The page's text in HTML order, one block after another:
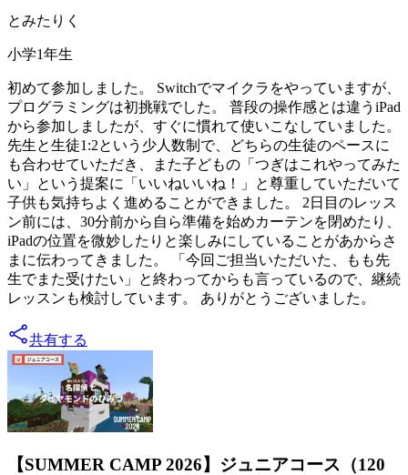
とみたりく
小学1年生
初めて参加しました。 Switchでマイクラをやっていますが、
プログラミングは初挑戦でした。 普段の操作感とは違うiPad
から参加しましたが、すぐに慣れて使いこなしていました。
先生と生徒1:2という少人数制で、どちらの生徒のペースに
も合わせていただき、また子どもの「つぎはこれやってみた
い」という提案に「いいねいいね！」と尊重していただいて
子供も気持ちよく進めることができました。 2日目のレッス
ン前には、30分前から自ら準備を始めカーテンを閉めたり、
iPadの位置を微妙したりと楽しみにしていることがあからさ
まに伝わってきました。 「今回ご担当いただいた、もも先
生でまた受けたい」と終わってからも言っているので、継続
レッスンも検討しています。 ありがとうございました。
共有する
【SUMMER CAMP 2026】ジュニアコース（120